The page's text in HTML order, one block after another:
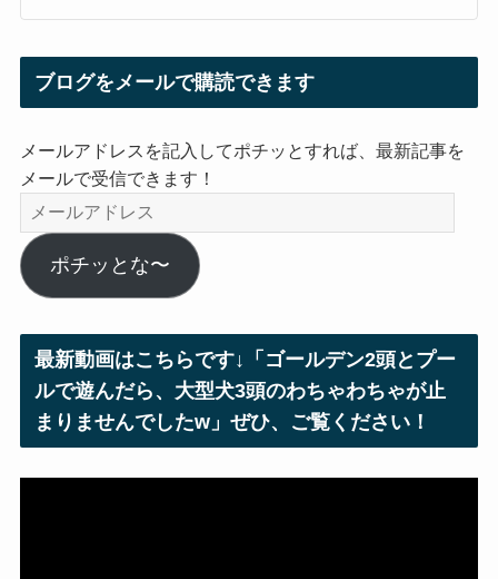
ブログをメールで購読できます
メールアドレスを記入してポチッとすれば、最新記事を
メールで受信できます！
メ
ー
ル
ア
ス
ポチッとな〜
最新動画はこちらです↓「ゴールデン2頭とプー
ルで遊んだら、大型犬3頭のわちゃわちゃが止
まりませんでしたw」ぜひ、ご覧ください！